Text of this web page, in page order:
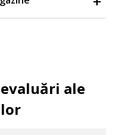
ale